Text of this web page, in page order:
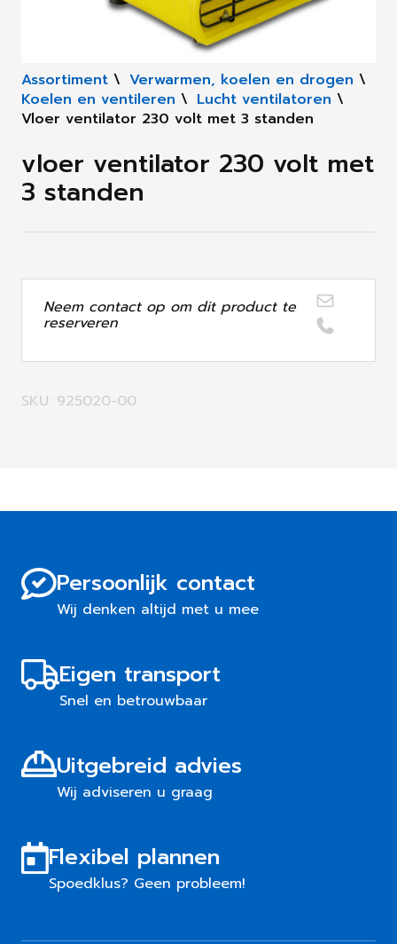
Assortiment \ Verwarmen, koelen en drogen \
Koelen en ventileren \ Lucht ventilatoren \
Vloer ventilator 230 volt met 3 standen
vloer ventilator 230 volt met
3 standen
Neem contact op om dit product te
reserveren
SKU: 925020-00
Persoonlijk contact
Wij denken altijd met u mee
Eigen transport
Snel en betrouwbaar
Uitgebreid advies
Wij adviseren u graag
Flexibel plannen
Spoedklus? Geen probleem!